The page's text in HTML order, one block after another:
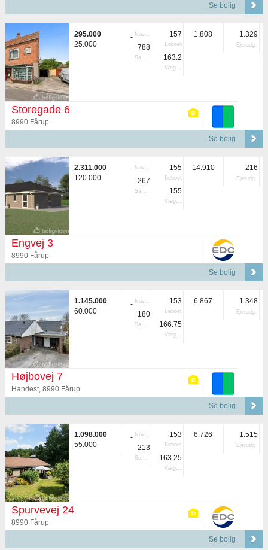
Se bolig
295.000
25.000
- Nuvær.
788
Samlet
157
Beboet
163.2
Vægtet
1.808 1.329
Ejerudg.
Storegade 6
8990 Fårup
Se bolig
2.311.000
120.000
- Nuvær.
267
Samlet
155
Beboet
155
Vægtet
14.910 216
Ejerudg.
Engvej 3
8990 Fårup
Se bolig
1.145.000
60.000
- Nuvær.
180
Samlet
153
Beboet
166.75
Vægtet
6.867 1.348
Ejerudg.
Højbovej 7
Handest, 8990 Fårup
Se bolig
1.098.000
55.000
- Nuvær.
213
Samlet
153
Beboet
163.25
Vægtet
6.726 1.515
Ejerudg.
Spurvevej 24
8990 Fårup
Se bolig